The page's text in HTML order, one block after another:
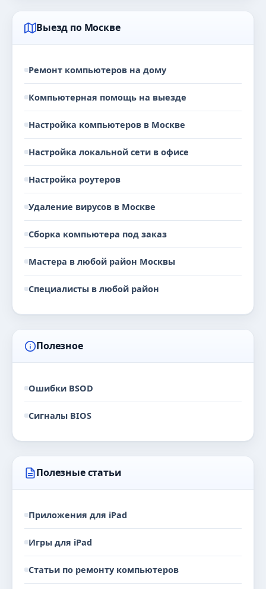
Выезд по Москве
Ремонт компьютеров на дому
Компьютерная помощь на выезде
Настройка компьютеров в Москве
Настройка локальной сети в офисе
Настройка роутеров
Удаление вирусов в Москве
Сборка компьютера под заказ
Мастера в любой район Москвы
Специалисты в любой район
Полезное
Ошибки BSOD
Сигналы BIOS
Полезные статьи
Приложения для iPad
Игры для iPad
Статьи по ремонту компьютеров